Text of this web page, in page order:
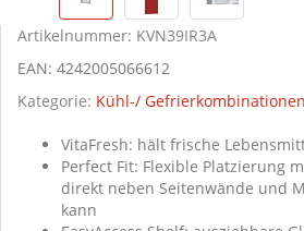
Artikelnummer: KVN39IR3A
EAN: 4242005066612
Kategorie: Kühl-/ Gefrierkombinationen
VitaFresh: hält frische
Perfect Fit: Flexible Platzierung
direkt neben Seitenwände und
kann